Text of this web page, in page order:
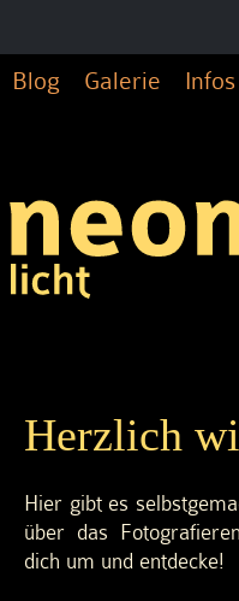
Blog Galerie Infos
Herzlich
Hier gibt es
über das
dich um und entdecke!